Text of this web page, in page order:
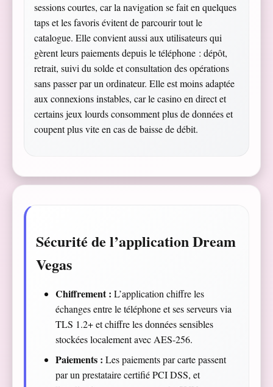
sessions courtes, car la navigation se fait en quelques
taps et les favoris évitent de parcourir tout le
catalogue. Elle convient aussi aux utilisateurs qui
gèrent leurs paiements depuis le téléphone : dépôt,
retrait, suivi du solde et consultation des opérations
sans passer par un ordinateur. Elle est moins adaptée
aux connexions instables, car le casino en direct et
certains jeux lourds consomment plus de données et
coupent plus vite en cas de baisse de débit.
Sécurité de l’application Dream
Vegas
Chiffrement : L’application chiffre les
échanges entre le téléphone et ses serveurs via
TLS 1.2+ et chiffre les données sensibles
stockées localement avec AES-256.
Paiements : Les paiements par carte passent
par un prestataire certifié PCI DSS, et